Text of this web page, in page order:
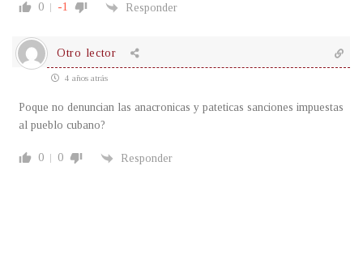
0 -1 Responder
Otro lector
4 años atrás
Poque no denuncian las anacronicas y pateticas sanciones impuestas
al pueblo cubano?
0 0 Responder